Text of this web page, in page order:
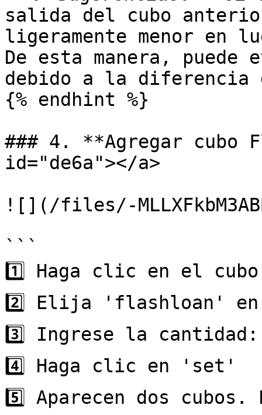
salida del cubo
ligeramente menor en
De esta manera,
debido a la
{% endhint %}
### 4. **Agregar cubo
id="de6a"></a>
![](/files/-
```
1️⃣ Haga clic en el
2️⃣ Elija 'flashloan' en
3️⃣ Ingrese la cantidad:
4️⃣ Haga clic en 'set'
5️⃣ Aparecen dos